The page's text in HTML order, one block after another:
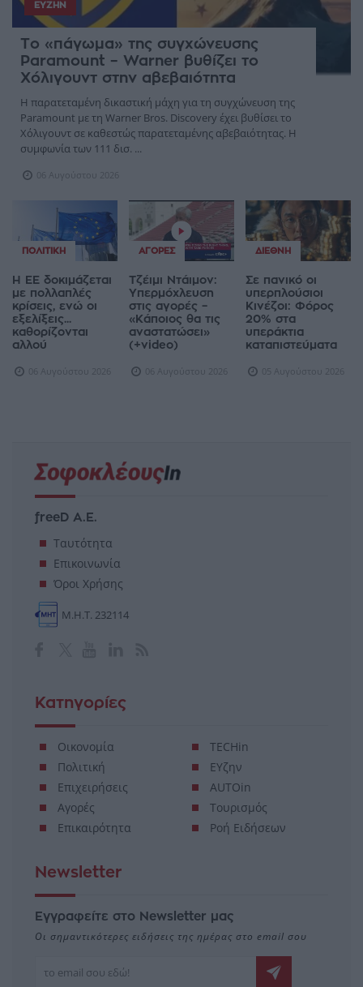
ΕΥΖΗΝ
Το «πάγωμα» της συγχώνευσης
Paramount – Warner βυθίζει το
Χόλιγουντ στην αβεβαιότητα
Η παρατεταμένη δικαστική μάχη για τη συγχώνευση της
Paramount με τη Warner Bros. Discovery έχει βυθίσει το
Χόλιγουντ σε καθεστώς παρατεταμένης αβεβαιότητας. Η
συμφωνία των 111 δισ. ...
06 Αυγούστου 2026
ΠΟΛΙΤΙΚΉ
Η ΕΕ δοκιμάζεται
με πολλαπλές
κρίσεις, ενώ οι
εξελίξεις...
καθορίζονται
αλλού
06 Αυγούστου 2026
ΑΓΟΡΈΣ
Τζέιμι Ντάιμον:
Υπερμόχλευση
στις αγορές –
«Κάποιος θα τις
αναστατώσει»
(+video)
06 Αυγούστου 2026
ΔΙΕΘΝΉ
Σε πανικό οι
υπερπλούσιοι
Κινέζοι: Φόρος
20% στα
υπεράκτια
καταπιστεύματα
05 Αυγούστου 2026